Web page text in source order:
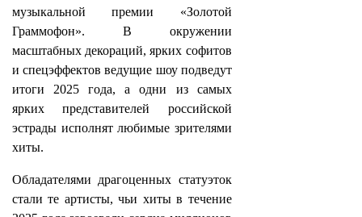
музыкальной премии «Золотой
Граммофон». В окружении
масштабных декораций, ярких софитов
и спецэффектов ведущие шоу подведут
итоги 2025 года, а одни из самых
ярких представителей российской
эстрады исполнят любимые зрителями
хиты.
Обладателями драгоценных статуэток
стали те артисты, чьи хиты в течение